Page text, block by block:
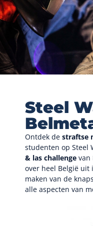
Steel
Ontdek de straftse
studenten op Steel
& las challenge van
over heel België
maken van de
alle aspecten van